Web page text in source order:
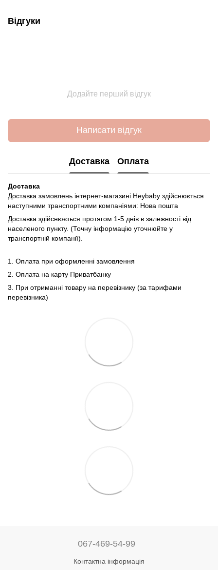
Відгуки
Додайте перший відгук
Написати відгук
Доставка Оплата
Доставка
Доставка замовлень інтернет-магазині Heybaby здійснюється
наступними транспортними компаніями: Нова пошта
Доставка здійснюється протягом 1-5 днів в залежності від
населеного пункту. (Точну інформацію уточнюйте у
транспортній компанії).
1. Оплата при оформленні замовлення
2. Оплата на карту Приватбанку
3. При отриманні товару на перевізнику (за тарифами
перевізника)
067-469-54-99
Контактна інформація